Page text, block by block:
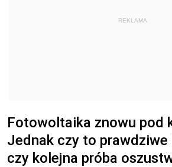
REKLAMA
Fotowoltaika znowu pod
Jednak czy to
czy kolejna próba